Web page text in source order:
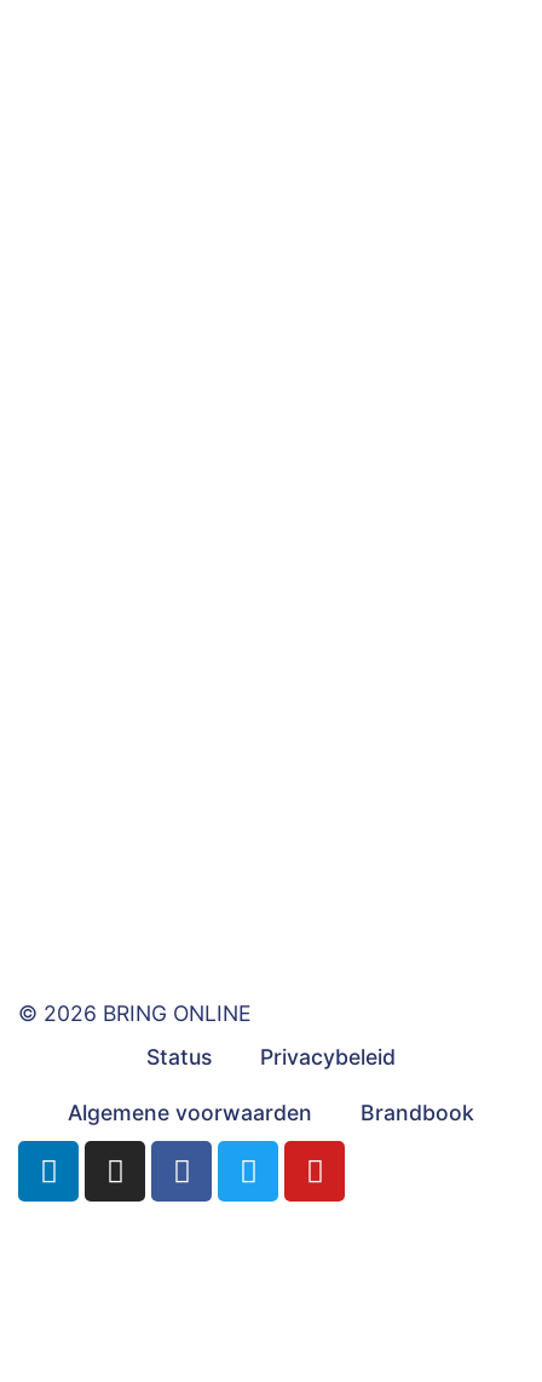
© 2026 BRING ONLINE
Status
Privacybeleid
Algemene voorwaarden Brandbook